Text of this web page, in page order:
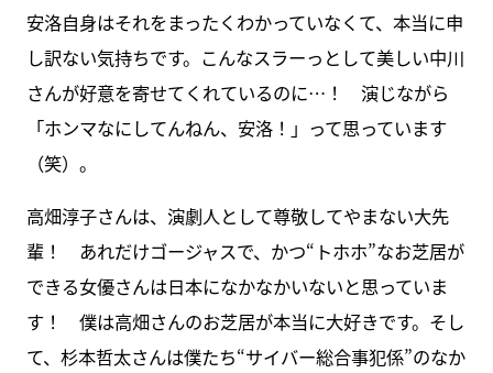
安洛自身はそれをまったくわかっていなくて、本当に申
し訳ない気持ちです。こんなスラーっとして美しい中川
さんが好意を寄せてくれているのに…！ 演じながら
「ホンマなにしてんねん、安洛！」って思っています
（笑）。
高畑淳子さんは、演劇人として尊敬してやまない大先
輩！ あれだけゴージャスで、かつ“トホホ”なお芝居が
できる女優さんは日本になかなかいないと思っていま
す！ 僕は高畑さんのお芝居が本当に大好きです。そし
て、杉本哲太さんは僕たち“サイバー総合事犯係”のなか